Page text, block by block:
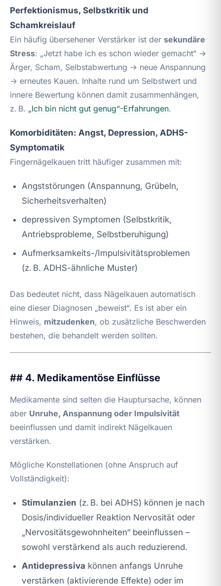
Perfektionismus, Selbstkritik und
Schamkreislauf
Ein häufig übersehener Verstärker ist der sekundäre
Stress: „Jetzt habe ich es schon wieder gemacht“ →
Ärger, Scham, Selbstabwertung → neue Anspannung
→ erneutes Kauen. Inhalte rund um Selbstwert und
innere Bewertung können damit zusammenhängen,
z. B. „Ich bin nicht gut genug“-Erfahrungen.
Komorbiditäten: Angst, Depression, ADHS-
Symptomatik
Fingernägelkauen tritt häufiger zusammen mit:
Angststörungen (Anspannung, Grübeln,
Sicherheitsverhalten)
depressiven Symptomen (Selbstkritik,
Antriebsprobleme, Selbstberuhigung)
Aufmerksamkeits-/Impulsivitätsproblemen
(z. B. ADHS-ähnliche Muster)
Das bedeutet nicht, dass Nägelkauen automatisch
eine dieser Diagnosen „beweist“. Es ist aber ein
Hinweis, mitzudenken, ob zusätzliche Beschwerden
bestehen, die behandelt werden sollten.
## 4. Medikamentöse Einflüsse
Medikamente sind selten die Hauptursache, können
aber Unruhe, Anspannung oder Impulsivität
beeinflussen und damit indirekt Nägelkauen
verstärken.
Mögliche Konstellationen (ohne Anspruch auf
Vollständigkeit):
Stimulanzien (z. B. bei ADHS) können je nach
Dosis/individueller Reaktion Nervosität oder
„Nervositätsgewohnheiten“ beeinflussen –
sowohl verstärkend als auch reduzierend.
Antidepressiva können anfangs Unruhe
verstärken (aktivierende Effekte) oder im